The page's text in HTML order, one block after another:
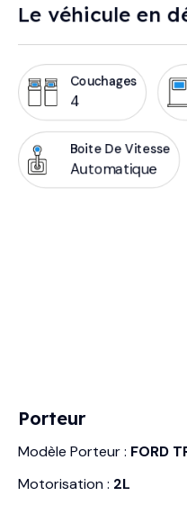
Le véhicule en
Couchages
4
Boite De Vitesse
Automatique
Porteur
Modèle Porteur : FORD
Motorisation : 2L